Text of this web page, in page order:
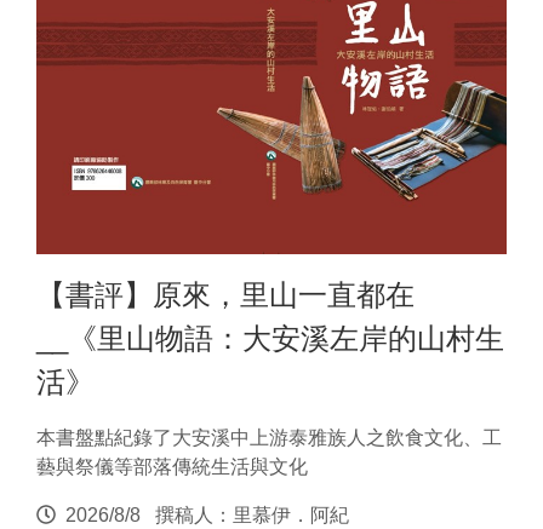
【書評】原來，里山一直都在
__《里山物語：大安溪左岸的山村生
活》
本書盤點紀錄了大安溪中上游泰雅族人之飲食文化、工
藝與祭儀等部落傳統生活與文化
2026/8/8 撰稿人：里慕伊．阿紀